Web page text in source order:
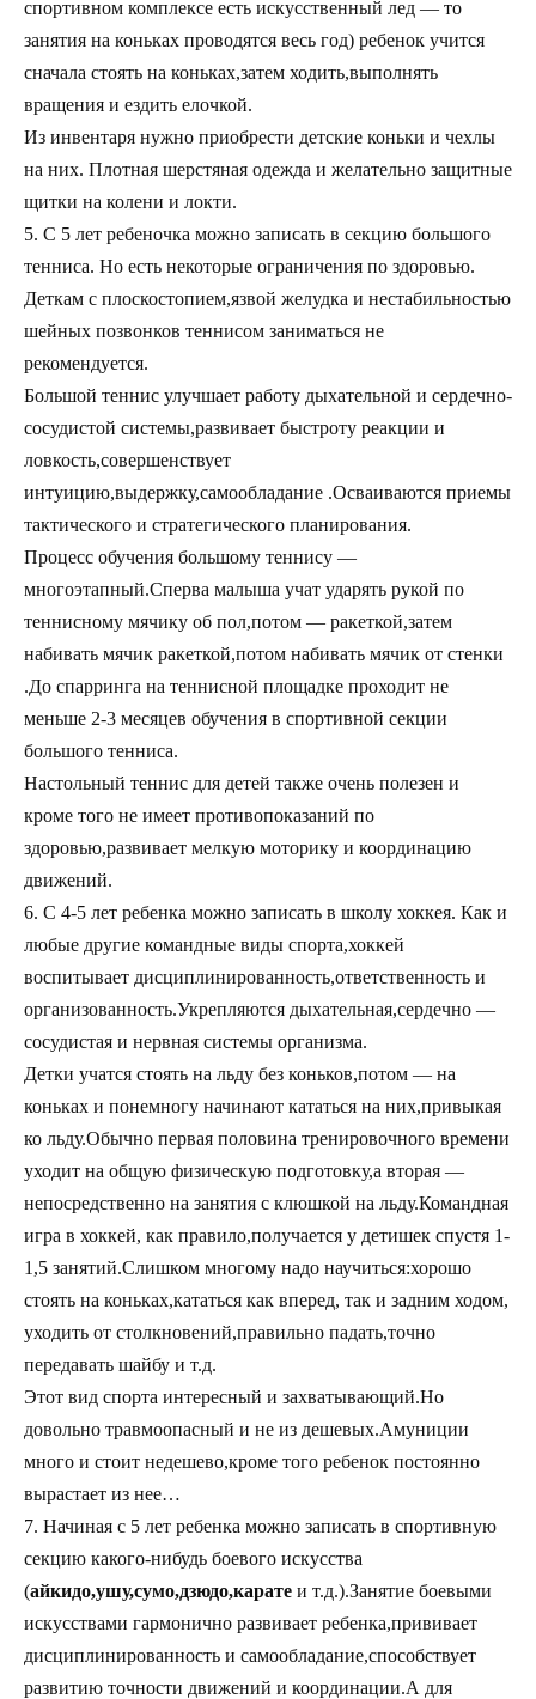
спортивном комплексе есть искусственный лед — то
занятия на коньках проводятся весь год) ребенок учится
сначала стоять на коньках,затем ходить,выполнять
вращения и ездить елочкой.
Из инвентаря нужно приобрести детские коньки и чехлы
на них. Плотная шерстяная одежда и желательно защитные
щитки на колени и локти.
5. С 5 лет ребеночка можно записать в секцию большого
тенниса. Но есть некоторые ограничения по здоровью.
Деткам с плоскостопием,язвой желудка и нестабильностью
шейных позвонков теннисом заниматься не
рекомендуется.
Большой теннис улучшает работу дыхательной и сердечно-
сосудистой системы,развивает быстроту реакции и
ловкость,совершенствует
интуицию,выдержку,самообладание .Осваиваются приемы
тактического и стратегического планирования.
Процесс обучения большому теннису —
многоэтапный.Сперва малыша учат ударять рукой по
теннисному мячику об пол,потом — ракеткой,затем
набивать мячик ракеткой,потом набивать мячик от стенки
.До спарринга на теннисной площадке проходит не
меньше 2-3 месяцев обучения в спортивной секции
большого тенниса.
Настольный теннис для детей также очень полезен и
кроме того не имеет противопоказаний по
здоровью,развивает мелкую моторику и координацию
движений.
6. С 4-5 лет ребенка можно записать в школу хоккея. Как и
любые другие командные виды спорта,хоккей
воспитывает дисциплинированность,ответственность и
организованность.Укрепляются дыхательная,сердечно —
сосудистая и нервная системы организма.
Детки учатся стоять на льду без коньков,потом — на
коньках и понемногу начинают кататься на них,привыкая
ко льду.Обычно первая половина тренировочного времени
уходит на общую физическую подготовку,а вторая —
непосредственно на занятия с клюшкой на льду.Командная
игра в хоккей, как правило,получается у детишек спустя 1-
1,5 занятий.Слишком многому надо научиться:хорошо
стоять на коньках,кататься как вперед, так и задним ходом,
уходить от столкновений,правильно падать,точно
передавать шайбу и т.д.
Этот вид спорта интересный и захватывающий.Но
довольно травмоопасный и не из дешевых.Амуниции
много и стоит недешево,кроме того ребенок постоянно
вырастает из нее…
7. Начиная с 5 лет ребенка можно записать в спортивную
секцию какого-нибудь боевого искусства
(айкидо,ушу,сумо,дзюдо,карате и т.д.).Занятие боевыми
искусствами гармонично развивает ребенка,прививает
дисциплинированность и самообладание,способствует
развитию точности движений и координации.А для